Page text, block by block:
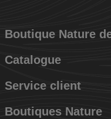
Boutique Nature
Catalogue
Service client
Boutiques Nature